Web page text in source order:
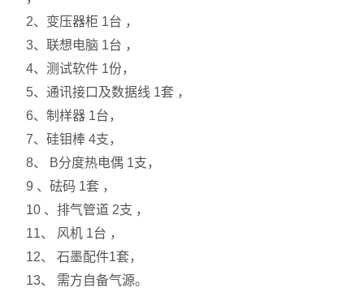
2、变压器柜 1台 ，
3、联想电脑 1台 ，
4、测试软件 1份，
5、通讯接口及数据线 1套 ，
6、制样器 1台，
7、硅钼棒 4支，
8、 B分度热电偶 1支，
9 、砝码 1套 ，
10 、排气管道 2支 ，
11、 风机 1台 ，
12、 石墨配件1套，
13、 需方自备气源。